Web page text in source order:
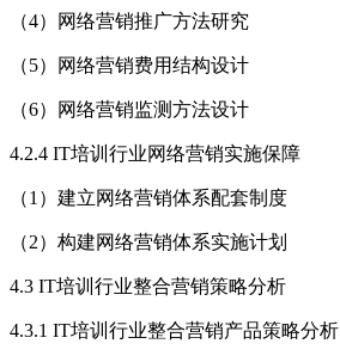
（4）网络营销推广方法研究
（5）网络营销费用结构设计
（6）网络营销监测方法设计
4.2.4 IT培训行业网络营销实施保障
（1）建立网络营销体系配套制度
（2）构建网络营销体系实施计划
4.3 IT培训行业整合营销策略分析
4.3.1 IT培训行业整合营销产品策略分析